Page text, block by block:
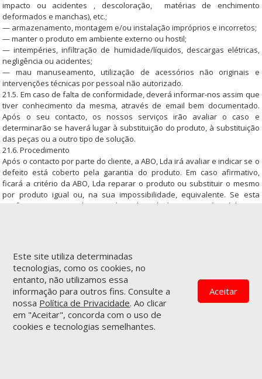
Este site utiliza determinadas
tecnologias, como os cookies, no
entanto, não utilizamos essa
informação para outros fins. Consulte a
nossa Política de Privacidade. Ao clicar
em "Aceitar", concorda com o uso de
cookies e tecnologias semelhantes.
Aceitar
impacto ou acidentes , descoloração, matérias de enchimento
deformados e manchas), etc.;
— armazenamento, montagem e/ou instalação impróprios e incorretos;
— manter o produto em ambiente externo ou hostil;
— intempéries, infiltração de humidade/líquidos, descargas elétricas,
negligência ou acidentes;
— mau manuseamento, utilização de acessórios não originais e
intervenções técnicas por pessoal não autorizado.
21.5. Em caso de falta de conformidade, deverá informar-nos assim que
tiver conhecimento da mesma, através de email bem documentado.
Após o seu contacto, os nossos serviços irão avaliar o caso e
determinarão se haverá lugar à substituição do produto, à substituição
das peças ou a outro tipo de solução.
21.6. Procedimento
Após o contacto por parte do cliente, a ABO, Lda irá avaliar e indicar se o
defeito está coberto pela garantia do produto. Em caso afirmativo,
ficará a critério da ABO, Lda reparar o produto ou substituir o mesmo
por produto igual ou, na sua impossibilidade, equivalente. Se esta
verificação por parte da ABO, Lda implicar deslocação, será pedida uma
que a mesma incorrer, desde que o produto esteja acessível para
reparação sem despesas especiais. A ABO, Lda não se responsabiliza
por qualquer custo de reparação que tenha sido levado a cabo sem
sua autorização.
21.7. Exclusões
As garantias não se aplicam a produtos que foram armazenados ou
montados incorretamente, usados inadequadamente, mal utilizados,